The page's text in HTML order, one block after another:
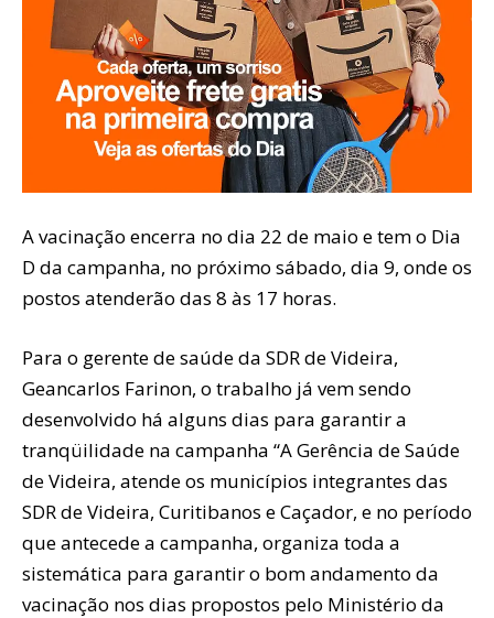
A vacinação encerra no dia 22 de maio e tem o Dia
D da campanha, no próximo sábado, dia 9, onde os
postos atenderão das 8 às 17 horas.
Para o gerente de saúde da SDR de Videira,
Geancarlos Farinon, o trabalho já vem sendo
desenvolvido há alguns dias para garantir a
tranqüilidade na campanha “A Gerência de Saúde
de Videira, atende os municípios integrantes das
SDR de Videira, Curitibanos e Caçador, e no período
que antecede a campanha, organiza toda a
sistemática para garantir o bom andamento da
vacinação nos dias propostos pelo Ministério da